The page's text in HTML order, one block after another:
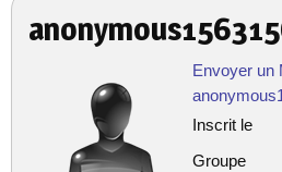
Envoyer un
Inscrit le
Groupe